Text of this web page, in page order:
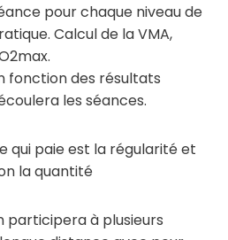
pour chaque niveau de
Calcul de la VMA,
fonction des résultats
les séances.
qui paie est la régularité et
la quantité
participera à plusieurs